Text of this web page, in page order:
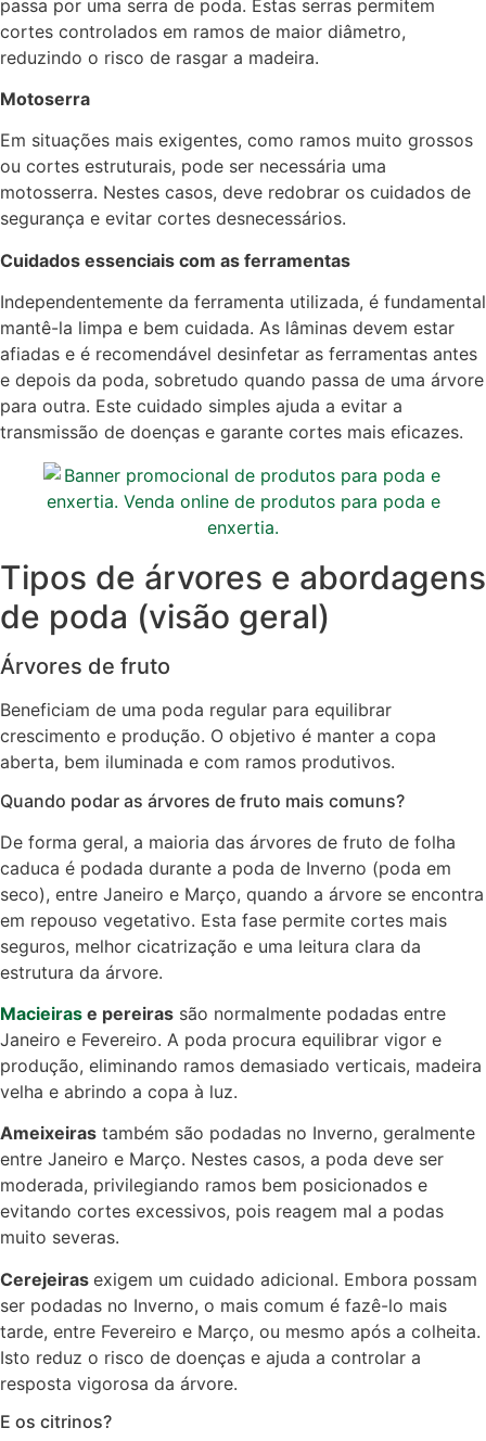
passa por uma serra de poda. Estas serras permitem
cortes controlados em ramos de maior diâmetro,
reduzindo o risco de rasgar a madeira.
Motoserra
Em situações mais exigentes, como ramos muito grossos
ou cortes estruturais, pode ser necessária uma
motosserra. Nestes casos, deve redobrar os cuidados de
segurança e evitar cortes desnecessários.
Cuidados essenciais com as ferramentas
Independentemente da ferramenta utilizada, é fundamental
mantê-la limpa e bem cuidada. As lâminas devem estar
afiadas e é recomendável desinfetar as ferramentas antes
e depois da poda, sobretudo quando passa de uma árvore
para outra. Este cuidado simples ajuda a evitar a
transmissão de doenças e garante cortes mais eficazes.
Tipos de árvores e abordagens
de poda (visão geral)
Árvores de fruto
Beneficiam de uma poda regular para equilibrar
crescimento e produção. O objetivo é manter a copa
aberta, bem iluminada e com ramos produtivos.
Quando podar as árvores de fruto mais comuns?
De forma geral, a maioria das árvores de fruto de folha
caduca é podada durante a poda de Inverno (poda em
seco), entre Janeiro e Março, quando a árvore se encontra
em repouso vegetativo. Esta fase permite cortes mais
seguros, melhor cicatrização e uma leitura clara da
estrutura da árvore.
Macieiras e pereiras são normalmente podadas entre
Janeiro e Fevereiro. A poda procura equilibrar vigor e
produção, eliminando ramos demasiado verticais, madeira
velha e abrindo a copa à luz.
Ameixeiras também são podadas no Inverno, geralmente
entre Janeiro e Março. Nestes casos, a poda deve ser
moderada, privilegiando ramos bem posicionados e
evitando cortes excessivos, pois reagem mal a podas
muito severas.
Cerejeiras exigem um cuidado adicional. Embora possam
ser podadas no Inverno, o mais comum é fazê-lo mais
tarde, entre Fevereiro e Março, ou mesmo após a colheita.
Isto reduz o risco de doenças e ajuda a controlar a
resposta vigorosa da árvore.
E os citrinos?